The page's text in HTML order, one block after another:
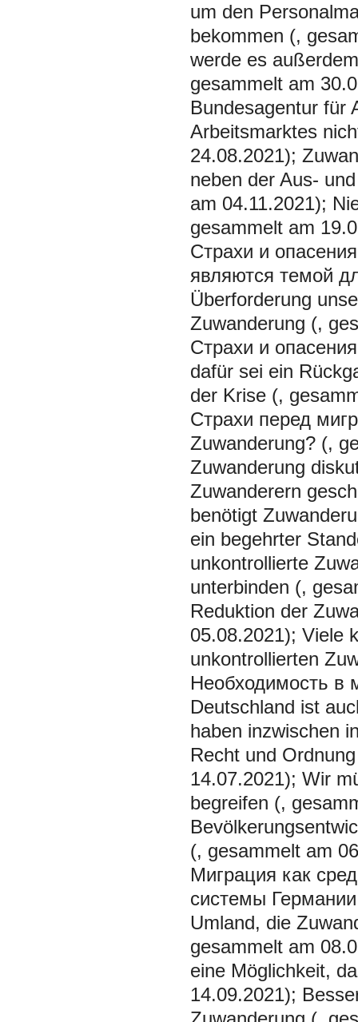
um den
bekommen (,
werde es
gesammelt am
Bundesagentur für
Arbeitsmarktes
24.08.2021);
neben der Aus-
am 04.11.2021);
gesammelt am
Страхи и
являются темой
Überforderung
Zuwanderung (,
Страхи и
dafür sei ein
der Krise (,
Страхи перед
Zuwanderung? (,
Zuwanderung
Zuwanderern
benötigt
ein begehrter
unkontrollierte
unterbinden (,
Reduktion der
05.08.2021); Viele
unkontrollierten
Необходимость в
Deutschland ist
haben inzwischen
Recht und
14.07.2021); Wir
begreifen (,
(, gesammelt am
Миграция как
системы
Umland, die
gesammelt am
eine Möglichkeit,
14.09.2021);